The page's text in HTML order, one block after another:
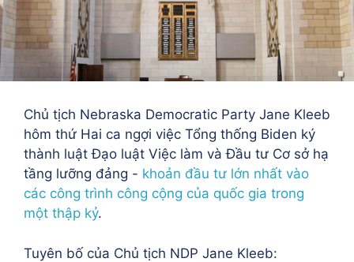
Chủ tịch Nebraska Democratic Party Jane Kleeb
hôm thứ Hai ca ngợi việc Tổng thống Biden ký
thành luật Đạo luật Việc làm và Đầu tư Cơ sở hạ
tầng lưỡng đảng - khoản đầu tư lớn nhất vào
các công trình công cộng của quốc gia trong
một thập kỷ.
Tuyên bố của Chủ tịch NDP Jane Kleeb: